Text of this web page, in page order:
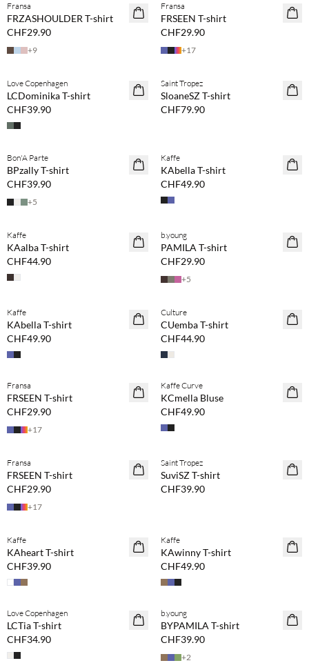
NEUHEITEN
Fransa
FRZASHOULDER T-shirt
CHF29.90
+9
NEUHEITEN
Fransa
FRSEEN T-shirt
CHF29.90
+17
Love Copenhagen
LCDominika T-shirt
CHF39.90
NEUHEITEN
Saint Tropez
SloaneSZ T-shirt
CHF79.90
NEUHEITEN
Kaufe mind. 2 & spare 20 %
Bon'A Parte
BPzally T-shirt
CHF39.90
+5
NEUHEITEN
Kaffe
KAbella T-shirt
CHF49.90
NEUHEITEN
Kaffe
KAalba T-shirt
CHF44.90
NEUHEITEN
b.young
PAMILA T-shirt
CHF29.90
+5
NEUHEITEN
Kaffe
KAbella T-shirt
CHF49.90
NEUHEITEN
Culture
CUemba T-shirt
CHF44.90
NEUHEITEN
Kaufe mind. 2 & spare 20 %
Fransa
FRSEEN T-shirt
CHF29.90
+17
NEUHEITEN
Kaufe mind. 2 & spare 20 %
Kaffe Curve
KCmella Bluse
CHF49.90
NEUHEITEN
Fransa
FRSEEN T-shirt
CHF29.90
+17
NEUHEITEN
Saint Tropez
SuviSZ T-shirt
CHF39.90
NEUHEITEN
Kaffe
KAheart T-shirt
CHF39.90
NEUHEITEN
Kaffe
KAwinny T-shirt
CHF49.90
Love Copenhagen
LCTia T-shirt
CHF34.90
NEUHEITEN
Kaufe mind. 2 & spare 20 %
b.young
BYPAMILA T-shirt
CHF39.90
+2